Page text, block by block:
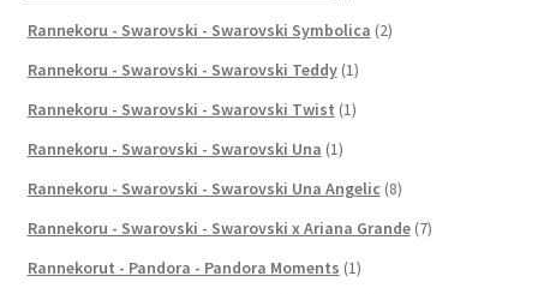
Rannekoru - Swarovski - Swarovski Symbolica (2)
Rannekoru - Swarovski - Swarovski Teddy (1)
Rannekoru - Swarovski - Swarovski Twist (1)
Rannekoru - Swarovski - Swarovski Una (1)
Rannekoru - Swarovski - Swarovski Una Angelic (8)
Rannekoru - Swarovski - Swarovski x Ariana Grande (7)
Rannekorut - Pandora - Pandora Moments (1)